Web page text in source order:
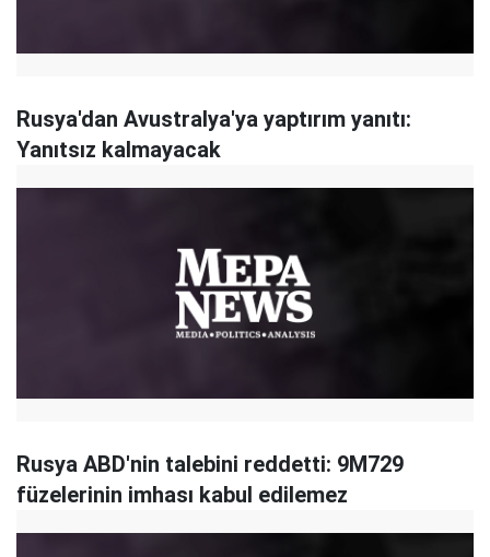
Rusya'dan Avustralya'ya yaptırım yanıtı:
Yanıtsız kalmayacak
Rusya ABD'nin talebini reddetti: 9M729
füzelerinin imhası kabul edilemez